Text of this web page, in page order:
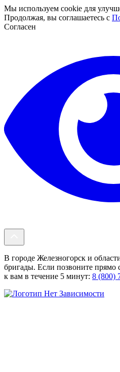
Мы используем cookie для
Продолжая, вы соглашаетесь с
Согласен
В городе Железногорск и
бригады. Если позвоните прямо
к вам в течение 5 минут: 8 (800)